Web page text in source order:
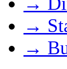
→
→